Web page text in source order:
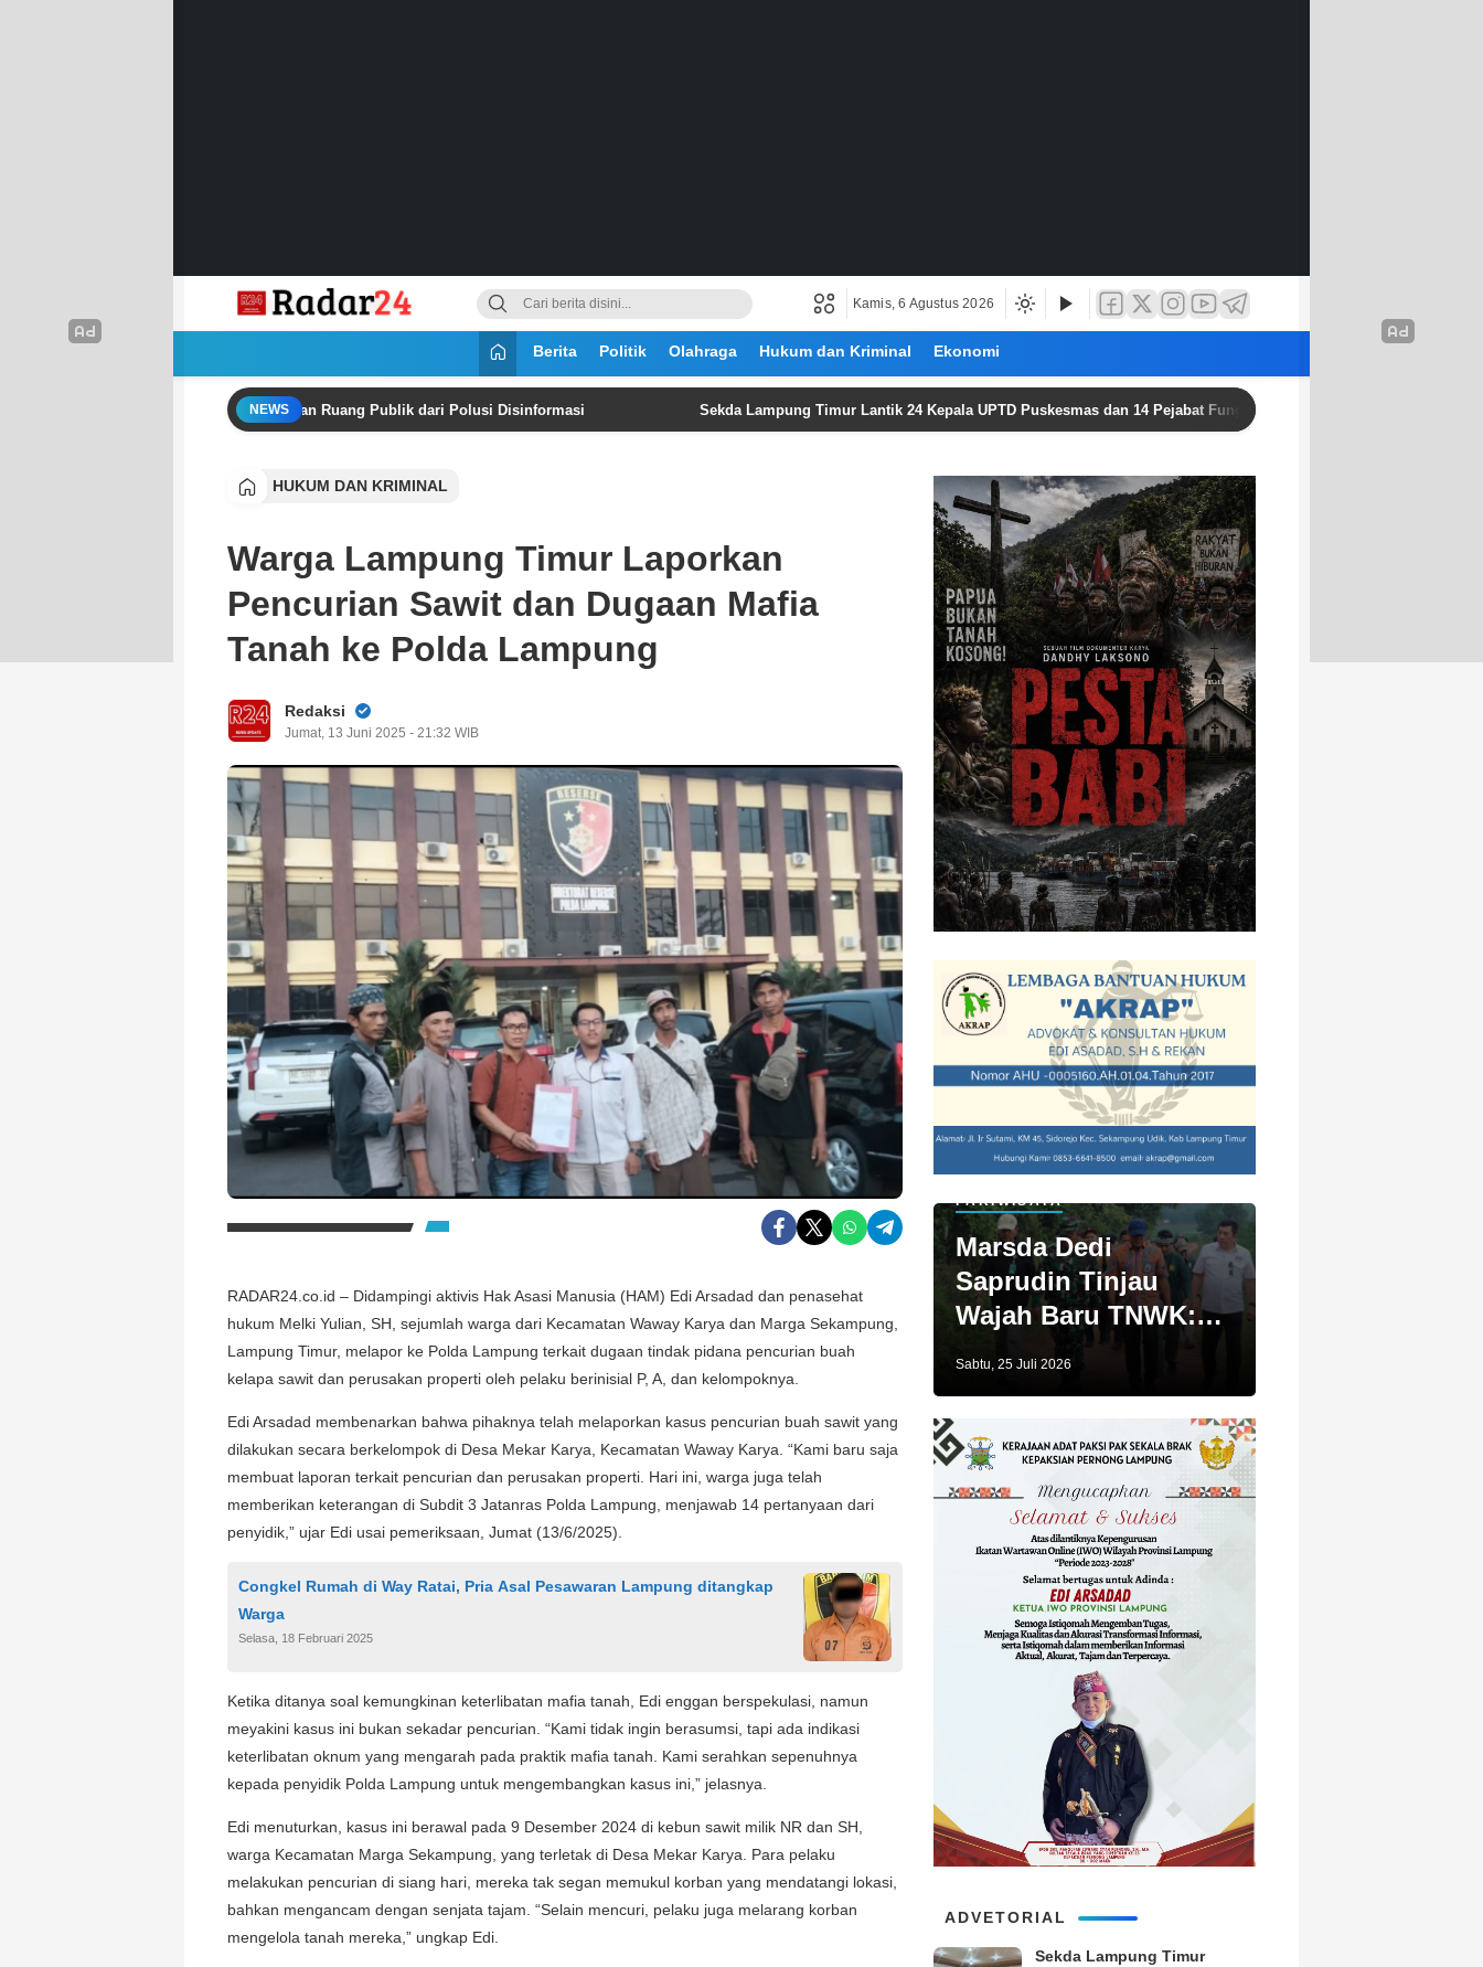
Kamis, 6 Agustus 2026
Berita Politik Olahraga Hukum dan Kriminal Ekonomi
NEWS
Jambi Ajak Masyarakat Menjernihkan Ruang Publik dari Polusi Disinformasi ‎Sekda Lampung Timur Lantik 24 Kepala UPTD Puskesmas dan 14 Pejabat Fungsional, Dorong Inovasi dan Pelayanan
HUKUM DAN KRIMINAL
Warga Lampung Timur Laporkan
Pencurian Sawit dan Dugaan Mafia
Tanah ke Polda Lampung
Redaksi
Jumat, 13 Juni 2025 - 21:32 WIB
RADAR24.co.id – Didampingi aktivis Hak Asasi Manusia (HAM) Edi Arsadad dan penasehat
hukum Melki Yulian, SH, sejumlah warga dari Kecamatan Waway Karya dan Marga Sekampung,
Lampung Timur, melapor ke Polda Lampung terkait dugaan tindak pidana pencurian buah
kelapa sawit dan perusakan properti oleh pelaku berinisial P, A, dan kelompoknya.
Edi Arsadad membenarkan bahwa pihaknya telah melaporkan kasus pencurian buah sawit yang
dilakukan secara berkelompok di Desa Mekar Karya, Kecamatan Waway Karya. “Kami baru saja
membuat laporan terkait pencurian dan perusakan properti. Hari ini, warga juga telah
memberikan keterangan di Subdit 3 Jatanras Polda Lampung, menjawab 14 pertanyaan dari
penyidik,” ujar Edi usai pemeriksaan, Jumat (13/6/2025).
Congkel Rumah di Way Ratai, Pria Asal Pesawaran Lampung ditangkap
Warga
Selasa, 18 Februari 2025
Ketika ditanya soal kemungkinan keterlibatan mafia tanah, Edi enggan berspekulasi, namun
meyakini kasus ini bukan sekadar pencurian. “Kami tidak ingin berasumsi, tapi ada indikasi
keterlibatan oknum yang mengarah pada praktik mafia tanah. Kami serahkan sepenuhnya
kepada penyidik Polda Lampung untuk mengembangkan kasus ini,” jelasnya.
Edi menuturkan, kasus ini berawal pada 9 Desember 2024 di kebun sawit milik NR dan SH,
warga Kecamatan Marga Sekampung, yang terletak di Desa Mekar Karya. Para pelaku
melakukan pencurian di siang hari, mereka tak segan memukul korban yang mendatangi lokasi,
bahkan mengancam dengan senjata tajam. “Selain mencuri, pelaku juga melarang korban
mengelola tanah mereka,” ungkap Edi.
PARIWISATA
Marsda Dedi
Saprudin Tinjau
Wajah Baru TNWK:
Sabtu, 25 Juli 2026
ADVETORIAL
‎Sekda Lampung Timur